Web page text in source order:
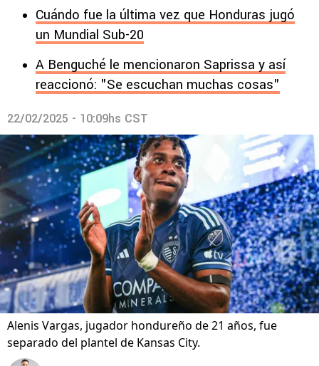
Cuándo fue la última vez que Honduras jugó
un Mundial Sub-20
A Benguché le mencionaron Saprissa y así
reaccionó: "Se escuchan muchas cosas"
22/02/2025 - 10:09hs CST
Alenis Vargas, jugador hondureño de 21 años, fue
separado del plantel de Kansas City.